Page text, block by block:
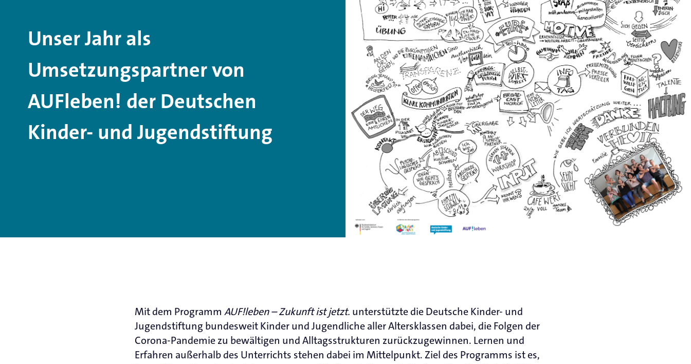
Unser Jahr als
Umsetzungspartner von
AUFleben! der Deutschen
Kinder- und Jugendstiftung
Mit dem Programm AUF!leben – Zukunft ist jetzt. unterstützte die Deutsche Kinder- und
Jugendstiftung bundesweit Kinder und Jugendliche aller Altersklassen dabei, die Folgen der
Corona-Pandemie zu bewältigen und Alltagsstrukturen zurückzugewinnen. Lernen und
Erfahren außerhalb des Unterrichts stehen dabei im Mittelpunkt. Ziel des Programms ist es,